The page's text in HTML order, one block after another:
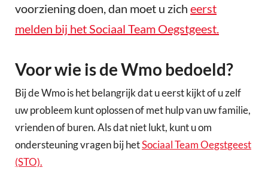
voorziening doen, dan moet u zich eerst
melden bij het Sociaal Team Oegstgeest.
Voor wie is de Wmo bedoeld?
Bij de Wmo is het belangrijk dat u eerst kijkt of u zelf
uw probleem kunt oplossen of met hulp van uw familie,
vrienden of buren. Als dat niet lukt, kunt u om
ondersteuning vragen bij hetSociaal Team Oegstgeest
(STO).